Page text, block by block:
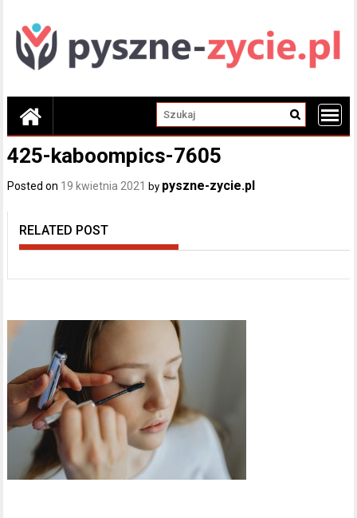
content
425-kaboompics-7605
Posted on 19 kwietnia 2021 by pyszne-zycie.pl
RELATED POST